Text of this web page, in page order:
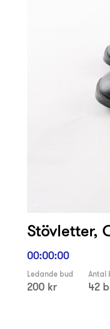
Stövletter,
00:00:00
Ledande bud
200 kr
Antal
42